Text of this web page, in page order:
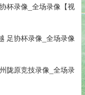
杯录像_全场录像【视
足协杯录像_全场录像
陇原竞技录像_全场录